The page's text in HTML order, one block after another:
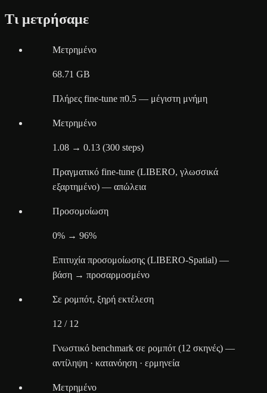
Τι μετρήσαμε
Μετρημένο
68.71 GB
Πλήρες fine-tune π0.5 — μέγιστη μνήμη
Μετρημένο
1.08 → 0.13 (300 steps)
Πραγματικό fine-tune (LIBERO, γλωσσικά
εξαρτημένο) — απώλεια
Προσομοίωση
0% → 96%
Επιτυχία προσομοίωσης (LIBERO-Spatial) —
βάση → προσαρμοσμένο
Σε ρομπότ, ξηρή εκτέλεση
12 / 12
Γνωστικό benchmark σε ρομπότ (12 σκηνές) —
αντίληψη · κατανόηση · ερμηνεία
Μετρημένο